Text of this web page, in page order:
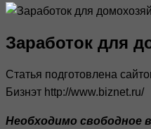
Заработок для
Статья подготовлена
Бизнэт http://www.biznet.ru/
Необходимо свободное